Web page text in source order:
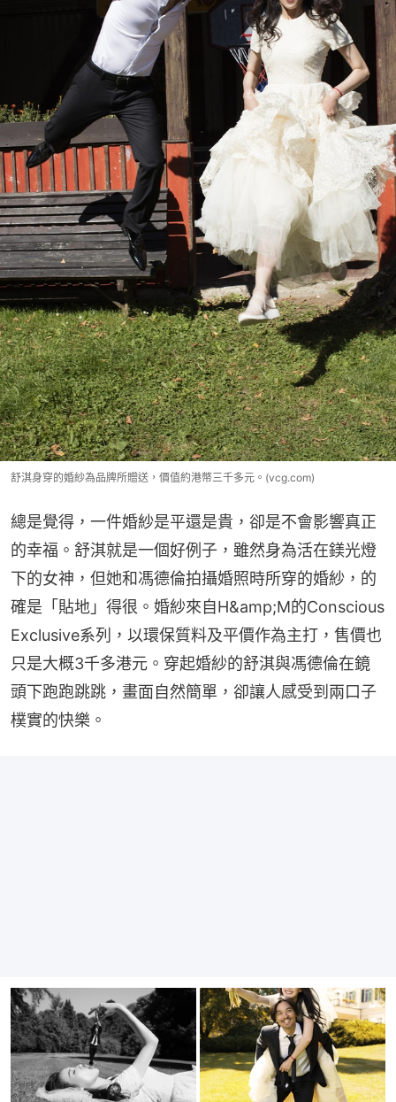
舒淇身穿的婚紗為品牌所贈送，價值約港幣三千多元。(vcg.com)
總是覺得，一件婚紗是平還是貴，卻是不會影響真正
的幸福。舒淇就是一個好例子，雖然身為活在鎂光燈
下的女神，但她和馮德倫拍攝婚照時所穿的婚紗，的
確是「貼地」得很。婚紗來自H&amp;M的Conscious
Exclusive系列，以環保質料及平價作為主打，售價也
只是大概3千多港元。穿起婚紗的舒淇與馮德倫在鏡
頭下跑跑跳跳，畫面自然簡單，卻讓人感受到兩口子
樸實的快樂。